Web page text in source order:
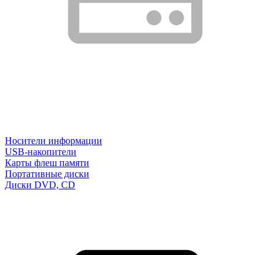
Носители информации
USB-накопители
Карты флеш памяти
Портативные диски
Диски DVD, CD